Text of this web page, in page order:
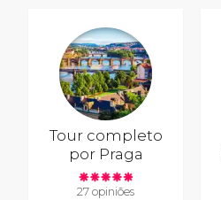
Tour completo
por Praga
27 opiniões